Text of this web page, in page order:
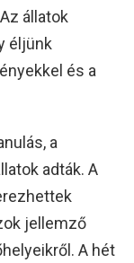
állatok
éljünk
és a
a
adták. A
jellemző
A hét